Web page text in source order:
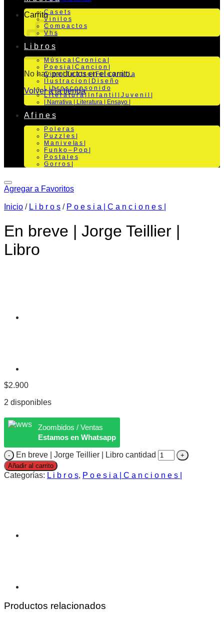
Carrito
No hay productos en el carrito.
Volver a la tienda
C a s e t s
V i n i l o s
C o m p a c t o s
V h s
L i b r o s
M ú s i c a | C r o n i c a |
P o e s i a | C a n c i o n |
C i n e | T e a t r o | Fo t o g r a f i a
I l u s t r a c i o n | D i s e ñ o
L i b r o s c o n s o n i d o
L i t e r a t u r a | I n f a n t i l | J u v e n i l |
| Narrativa | Literatura | Ensayo |
A f i n e s
P o l e r a s
P u z z l e s |
M a n i v e la s |
F u n k o – P o p |
P o s t a l e s
G o r r o s |
Agregar a Favoritos
Inicio / L i b r o s / P o e s i a | C a n c i o n e s |
En breve | Jorge Teillier |
Libro
$2.900
2 disponibles
Zoombidos / Ventas
Estamos en Whatsapp
En breve | Jorge Teillier | Libro cantidad
Añadir al carrito
Categorías: L i b r o s, P o e s i a | C a n c i o n e s |
Productos relacionados